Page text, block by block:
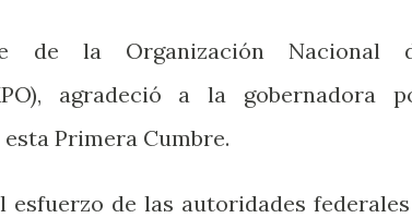
de la Organización Nacional
agradeció a la gobernadora
Primera Cumbre.
de las autoridades